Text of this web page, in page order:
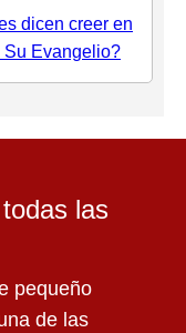
dicen creer en
Su Evangelio?
las
pequeño
de las